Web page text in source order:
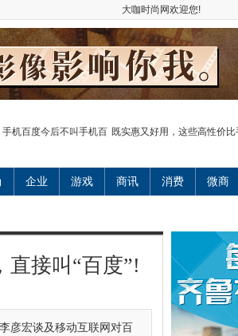
大咖时尚网欢迎您!
手机百度今后不叫手机百 既实惠又好用，这些高性价比
企业 游戏 商讯 消费 微商
接叫“百度”!
彦宏谈及移动互联网对百